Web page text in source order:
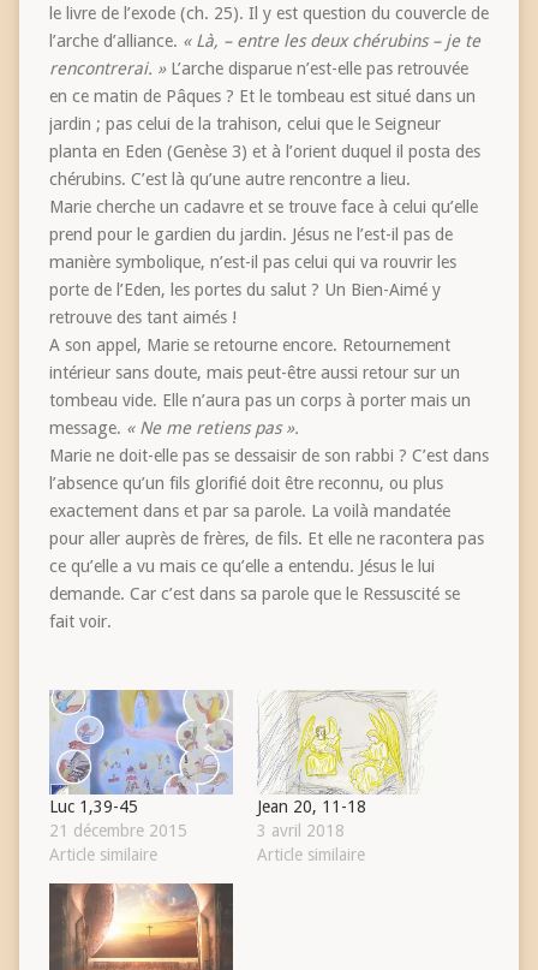
le livre de l’exode (ch. 25). Il y est question du couvercle de
l’arche d’alliance. « Là, – entre les deux chérubins – je te
rencontrerai. »L’arche disparue n’est-elle pas retrouvée
en ce matin de Pâques ? Et le tombeau est situé dans un
jardin ; pas celui de la trahison, celui que le Seigneur
planta en Eden (Genèse 3) et à l’orient duquel il posta des
chérubins. C’est là qu’une autre rencontre a lieu.
Marie cherche un cadavre et se trouve face à celui qu’elle
prend pour le gardien du jardin. Jésus ne l’est-il pas de
manière symbolique, n’est-il pas celui qui va rouvrir les
porte de l’Eden, les portes du salut ? Un Bien-Aimé y
retrouve des tant aimés !
A son appel, Marie se retourne encore. Retournement
intérieur sans doute, mais peut-être aussi retour sur un
tombeau vide. Elle n’aura pas un corps à porter mais un
message. « Ne me retiens pas ».
Marie ne doit-elle pas se dessaisir de son rabbi ? C’est dans
l’absence qu’un fils glorifié doit être reconnu, ou plus
exactement dans et par sa parole. La voilà mandatée
pour aller auprès de frères, de fils. Et elle ne racontera pas
ce qu’elle a vu mais ce qu’elle a entendu. Jésus le lui
demande. Car c’est dans sa parole que le Ressuscité se
fait voir.
Luc 1,39-45
21 décembre 2015
Article similaire
Jean 20, 11-18
3 avril 2018
Article similaire